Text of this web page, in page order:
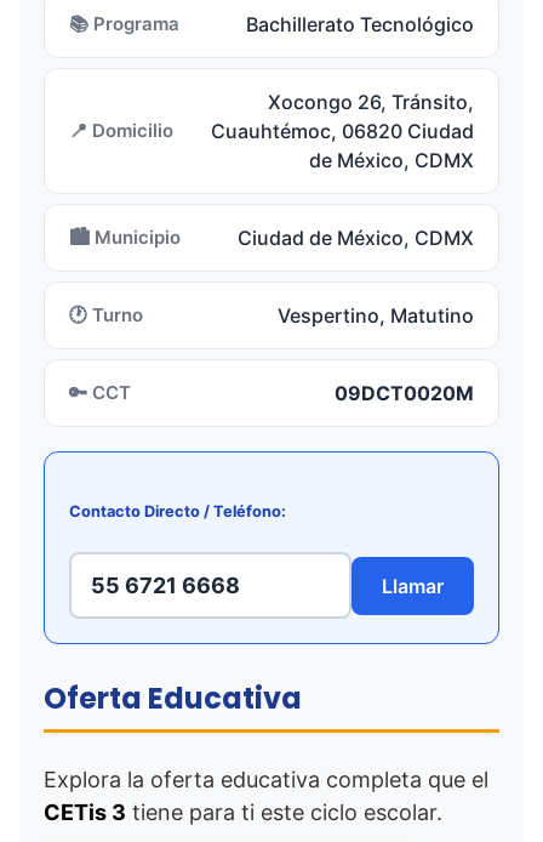
📚 Programa Bachillerato Tecnológico
📍 Domicilio
Xocongo 26, Tránsito,
Cuauhtémoc, 06820 Ciudad
de México, CDMX
🏙️ Municipio Ciudad de México, CDMX
🕐 Turno Vespertino, Matutino
🔑 CCT 09DCT0020M
Contacto Directo / Teléfono:
55 6721 6668 Llamar
Oferta Educativa
Explora la oferta educativa completa que el
CETis 3 tiene para ti este ciclo escolar.